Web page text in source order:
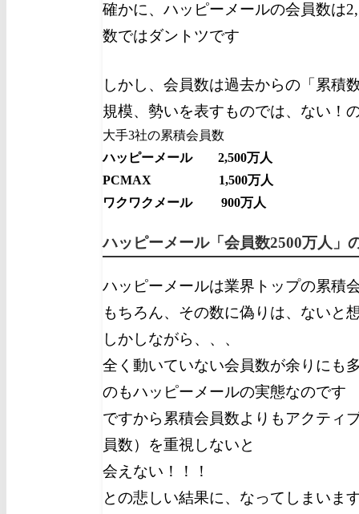
確かに、ハッピーメールの会員数は
数ではダントツです
しかし、会員数は過去からの「累積
規模、勢いを表すものでは、ない！
大手3社の累積会員数
ハッピーメール 2,500万人
PCMAX 1,500万人
ワクワクメール 900万人
ハッピーメール「会員数2500万人」
ハッピーメールは業界トップの累積
もちろん、その数に偽りは、ないと
しかしながら、、、
全く動いていない会員数が余りにも
のもハッピーメールの実態なのです
ですから累積会員数よりもアクティ
員数）を重視しないと
会えない！！！
との悲しい結果に、なってしまいま